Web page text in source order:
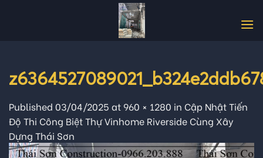
Published 03/04/2025 at 960 × 1280 in Cập Nhật Tiến
Độ Thi Công Biệt Thự Vinhome Riverside Cùng Xây
Dựng Thái Sơn